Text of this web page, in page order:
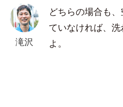
滝沢
どちらの場合も
ていなければ、
よ。